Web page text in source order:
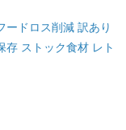
ードロス削減 訳あり
存 ストック食材 レト